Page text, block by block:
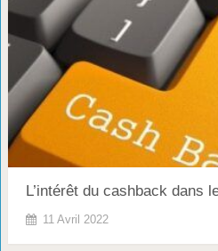
L’intérêt du cashback dans
11 Avril 2022